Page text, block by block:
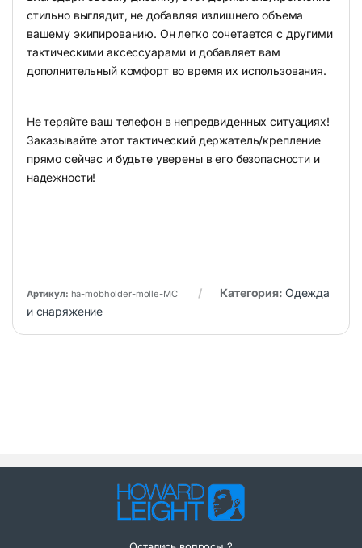
стильно выглядит, не добавляя излишнего объема
вашему экипированию. Он легко сочетается с другими
тактическими аксессуарами и добавляет вам
дополнительный комфорт во время их использования.
Не теряйте ваш телефон в непредвиденных ситуациях!
Заказывайте этот тактический держатель/крепление
прямо сейчас и будьте уверены в его безопасности и
надежности!
Артикул: ha-mobholder-molle-MC Категория: Одежда
и снаряжение